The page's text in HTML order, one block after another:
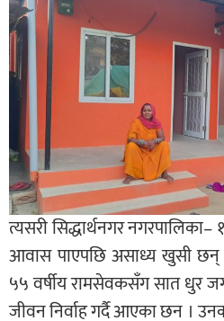
त्यसरी सिद्धार्थनगर
आवास पाएपछि असाध्य खुसी
५५ वर्षीय रामसेवकसँग सात धुर
जीवन निर्वाह गर्दै आएका छन ।